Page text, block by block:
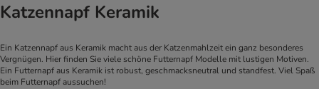
Katzennapf Keramik
Ein Katzennapf aus Keramik macht aus der Katzenmahlzeit ein ganz besonderes
Vergnügen. Hier finden Sie viele schöne Futternapf Modelle mit lustigen Motiven.
Ein Futternapf aus Keramik ist robust, geschmacksneutral und standfest. Viel Spaß
beim Futternapf aussuchen!